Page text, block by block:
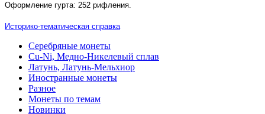
Оформление гурта: 252 рифления.
Историко-тематическая справка
Серебряные монеты
Cu-Ni, Медно-Никелевый сплав
Латунь, Латунь-Мельхиор
Иностранные монеты
Разное
Монеты по темам
Новинки